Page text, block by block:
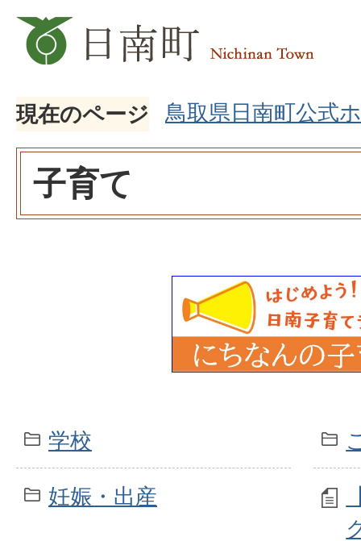
現在のページ 鳥取県日南町公式
子育て
学校
妊娠・出産